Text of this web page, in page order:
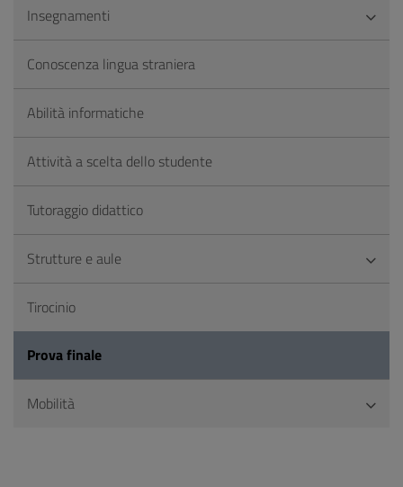
Insegnamenti
Conoscenza lingua straniera
Abilità informatiche
Attività a scelta dello studente
Tutoraggio didattico
Strutture e aule
Tirocinio
Prova finale
Mobilità